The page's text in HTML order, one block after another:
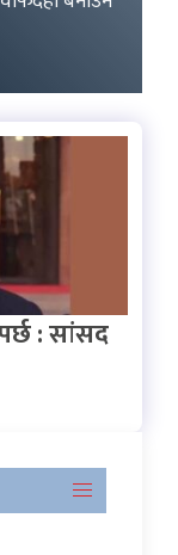
: सांसद